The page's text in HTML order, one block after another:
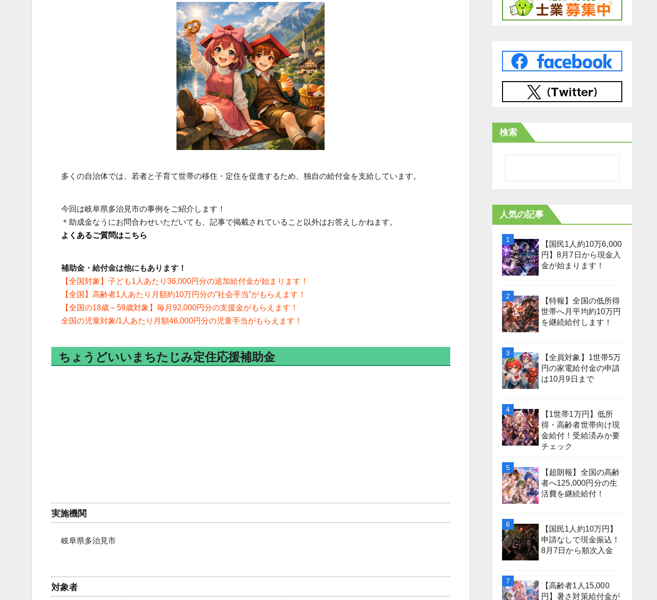
多くの自治体では、若者と子育て世帯の移住・定住を促進するため、独自の給付金を支給しています。
今回は岐阜県多治見市の事例をご紹介します！
＊助成金なうにお問合わせいただいても、記事で掲載されていること以外はお答えしかねます。
よくあるご質問はこちら
補助金・給付金は他にもあります！
【全国対象】子ども1人あたり36,000円分の追加給付金が始まります！
【全国】高齢者1人あたり月額約10万円分の”社会手当”がもらえます！
【全国の18歳～59歳対象】毎月92,000円分の支援金がもらえます！
全国の児童対象/1人あたり月額46,000円分の児童手当がもらえます！
ちょうどいいまちたじみ定住応援補助金
実施機関
岐阜県多治見市
対象者
検索
人気の記事
【国民1人約10万6,000
円】8月7日から現金入
金が始まります！
【特報】全国の低所得
世帯へ月平均約10万円
を継続給付します！
【全員対象】1世帯5万
円の家電給付金の申請
は10月9日まで
【1世帯1万円】低所
得・高齢者世帯向け現
金給付！受給済みか要
チェック
【超朗報】全国の高齢
者へ125,000円分の生
活費を継続給付！
【国民1人約10万円】
申請なしで現金振込！
8月7日から順次入金
【高齢者1人15,000
円】暑さ対策給付金が